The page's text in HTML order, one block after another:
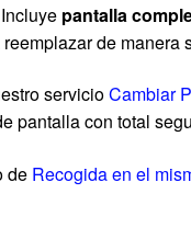
Incluye pantalla
de manera
servicioCambiar
pantalla con total
de Recogida en el